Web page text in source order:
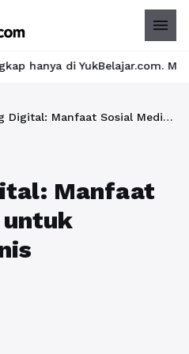
menu
Mulai langkah
Branding Digital: Manfaat Sosial Media untuk Identitas Bisnis
Manfaat
untuk